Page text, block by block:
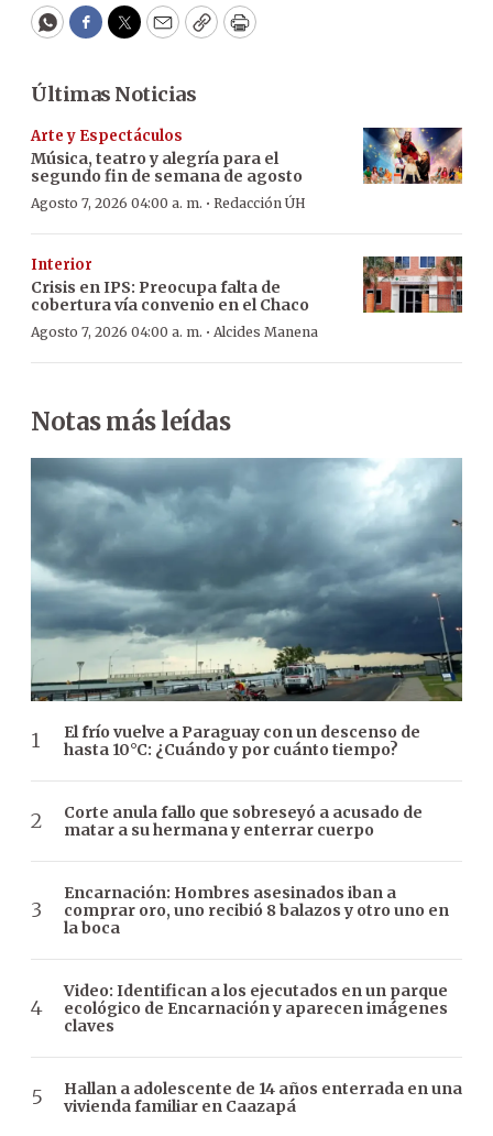
WhatsApp
Facebook
Twitter
EmailCopyPrint
Últimas Noticias
Arte y Espectáculos
Música, teatro y alegría para el
segundo fin de semana de agosto
Agosto 7, 2026 04:00 a. m. · Redacción ÚH
Interior
Crisis en IPS: Preocupa falta de
cobertura vía convenio en el Chaco
Agosto 7, 2026 04:00 a. m. · Alcides Manena
Notas más leídas
El frío vuelve a Paraguay con un descenso de
hasta 10°C: ¿Cuándo y por cuánto tiempo?
Corte anula fallo que sobreseyó a acusado de
matar a su hermana y enterrar cuerpo
Encarnación: Hombres asesinados iban a
comprar oro, uno recibió 8 balazos y otro uno en
la boca
Video: Identifican a los ejecutados en un parque
ecológico de Encarnación y aparecen imágenes
claves
Hallan a adolescente de 14 años enterrada en una
vivienda familiar en Caazapá